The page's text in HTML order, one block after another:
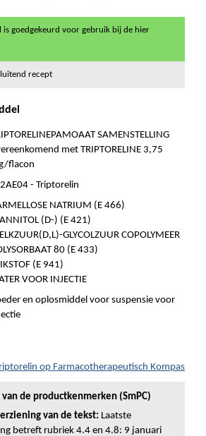
is goedgekeurd voor gebruik bij de hier
recept
SAMENSTELLING
met TRIPTORELINE 3,75
flacon
- Triptorelin
NATRIUM (E 466)
(D-) (E 421)
GLYCOLZUUR COPOLYMEER
80 (E 433)
(E 941)
VOOR INJECTIE
en oplosmiddel voor suspensie voor
op Farmacotherapeutisch Kompas
de productkenmerken (SmPC)
van de tekst: Laatste
betreft rubriek 4.4 en 4.8: 9 januari